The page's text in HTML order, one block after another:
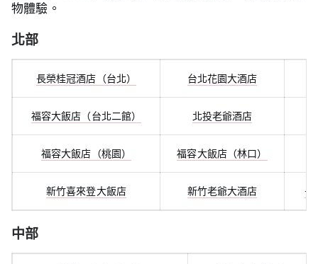
物體驗。
北部
長榮桂冠酒店（台北） 台北花園大酒店
福容大飯店（台北二館） 北投老爺酒店
福容大飯店（桃園） 福容大飯店（林口）
新竹喜來登大飯店 新竹老爺大酒店 長
中部